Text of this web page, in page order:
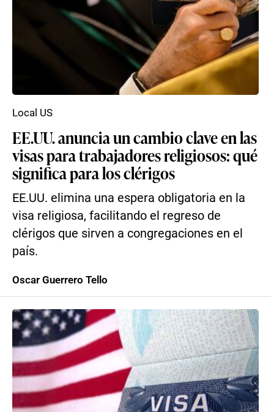
EE.UU. anuncia un cambio clave en las
visas para trabajadores religiosos: qué
significa para los clérigos
EE.UU. elimina una espera obligatoria en la
visa religiosa, facilitando el regreso de
clérigos que sirven a congregaciones en el
país.
Local US
Oscar Guerrero Tello